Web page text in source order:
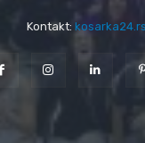
Kontakt: